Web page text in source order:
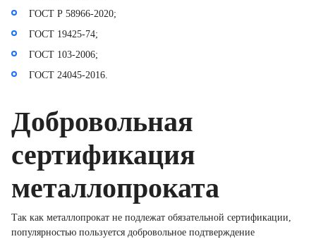
ГОСТ Р 58966-2020;
ГОСТ 19425-74;
ГОСТ 103-2006;
ГОСТ 24045-2016.
Добровольная
сертификация
металлопроката
Так как металлопрокат не подлежат обязательной сертификации,
популярностью пользуется добровольное подтверждение